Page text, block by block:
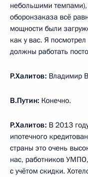
небольшими темпами),
оборонзаказа всё
мощности были
как у вас. Я
должны работать
Р.Халитов: Владимир
В.Путин: Конечно.
Р.Халитов: В 2013
ипотечного
страны это очень
нас, работников
с учётом скидки.